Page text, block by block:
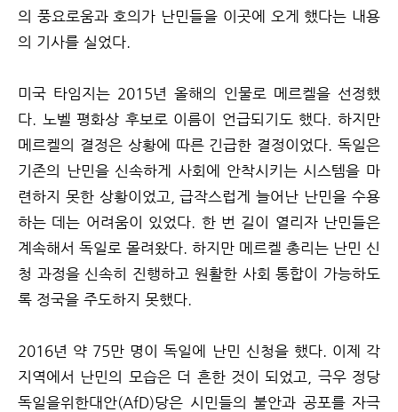
의 풍요로움과 호의가 난민들을 이곳에 오게 했다는 내용
의 기사를 실었다.
미국 타임지는 2015년 올해의 인물로 메르켈을 선정했
다. 노벨 평화상 후보로 이름이 언급되기도 했다. 하지만
메르켈의 결정은 상황에 따른 긴급한 결정이었다. 독일은
기존의 난민을 신속하게 사회에 안착시키는 시스템을 마
련하지 못한 상황이었고, 급작스럽게 늘어난 난민을 수용
하는 데는 어려움이 있었다. 한 번 길이 열리자 난민들은
계속해서 독일로 몰려왔다. 하지만 메르켈 총리는 난민 신
청 과정을 신속히 진행하고 원활한 사회 통합이 가능하도
록 정국을 주도하지 못했다.
2016년 약 75만 명이 독일에 난민 신청을 했다. 이제 각
지역에서 난민의 모습은 더 흔한 것이 되었고, 극우 정당
독일을위한대안(AfD)당은 시민들의 불안과 공포를 자극